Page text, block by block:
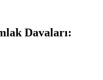
Davaları: